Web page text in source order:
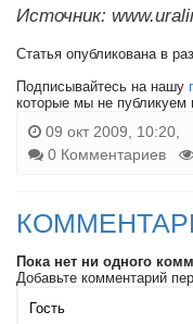
Источник:
Статья опубликована в
Подписывайтесь на нашу
которые мы не публикуем
09 окт 2009, 10:20,
0 Комментариев
Пока нет ни одного
Добавьте комментарий